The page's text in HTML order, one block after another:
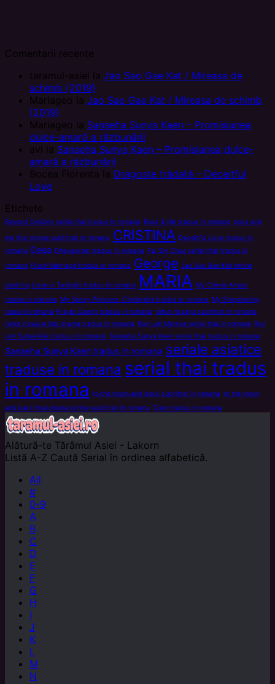
Comentarii recente
taramul-asiei
la Jao Sao Gae Kat / Mireasa de
schimb (2019)
Mariageo la Jao Sao Gae Kat / Mireasa de schimb
(2019)
Mariageo la Sanaeha Sunya Kaen – Promisiunea
dulce-amară a răzbunării
avi
la Sanaeha Sunya Kaen – Promisiunea dulce-
amară a răzbunării
Bocea Florenta la Dragoste trădată – Deceitful
Love
Etichete
Beyond Destiny serial thai tradus in romana Boss & Me tradus in romana boss and
me thai drama subtitrat in romana CRISTINA Deceitful Love tradus in
romana Deea Dhevaprom tradus in romana Fai Sin Chua serial thai tradus in
romana Flash Marriage tradus in romana George Jao Sao Gae Kat online
subtitra Love in Twilight tradus in romana MARIA My Cherie Amour
tradus in romana My Sassy Princess: Cinderella tradus in romana My Stepdarling
tradu in romana Prajan Daeng tradus in romana rahut rissaya subtitrat in romana
rahut rissaya thai drama tradus in romana Roy Leh Marnya serial thai in romana Roy
Leh Sanae Rai tradus sin romana Sanaeha Sunya Kaen serial thai tradus in romana
Sanaeha Sunya Kaen tradus in romana seriale asiatice
traduse in romana serial thai tradus
in romana to the moon and back subtitrat in romana to the moon
and back thai drama online subtitrat in romana Ziam tradus in romana
Alătură-te Tărâmul Asiei - Lakorn
Listă A-Z Caută Serial în ordinea alfabetică.
All
#
0-9
A
B
C
D
E
F
G
H
I
J
K
L
M
N